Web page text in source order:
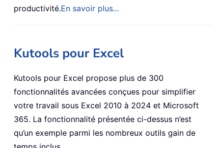
productivité.En savoir plus...
Kutools pour Excel
Kutools pour Excel propose plus de 300
fonctionnalités avancées conçues pour simplifier
votre travail sous Excel 2010 à 2024 et Microsoft
365. La fonctionnalité présentée ci-dessus n’est
qu’un exemple parmi les nombreux outils gain de